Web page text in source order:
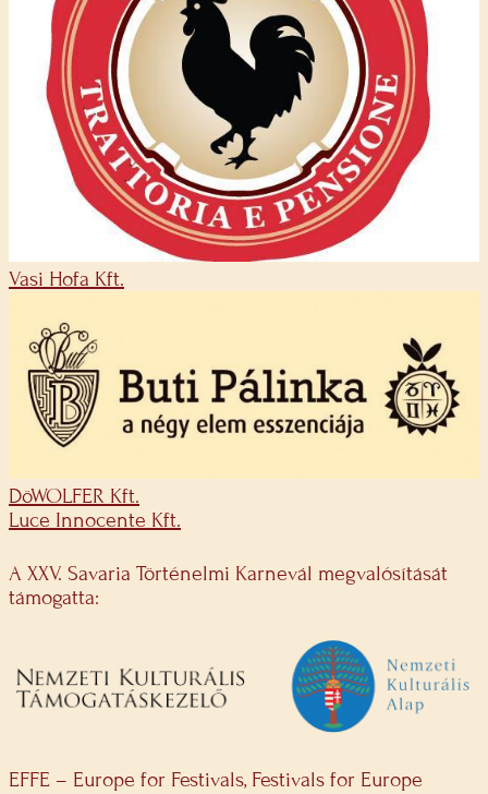
Vasi Hofa Kft.
DöWOLFER Kft.
Luce Innocente Kft.
A XXV. Savaria Történelmi Karnevál megvalósítását
támogatta:
EFFE – Europe for Festivals, Festivals for Europe